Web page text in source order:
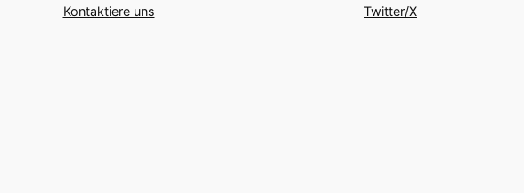
Kontaktiere uns
Twitter/X